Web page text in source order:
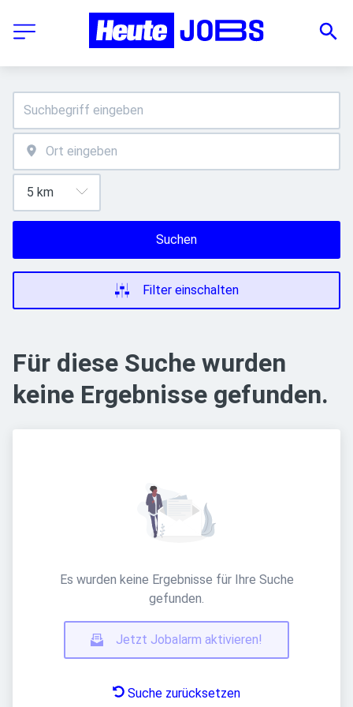
Suchen
Filter einschalten
Für diese Suche wurden
keine Ergebnisse gefunden.
Es wurden keine Ergebnisse für Ihre Suche
gefunden.
Jetzt Jobalarm aktivieren!
Suche zurücksetzen